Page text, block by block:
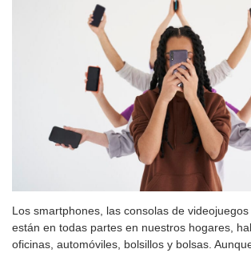
Los smartphones, las consolas de
están en todas partes en nuestros hogares,
oficinas, automóviles, bolsillos y bolsas.